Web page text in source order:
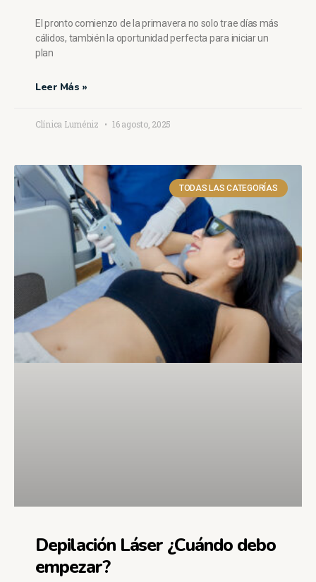
El pronto comienzo de la primavera no solo trae días más
cálidos, también la oportunidad perfecta para iniciar un
plan
Leer Más »
Clínica Luméniz 16 agosto, 2025
TODAS LAS CATEGORÍAS
Depilación Láser ¿Cuándo debo
empezar?